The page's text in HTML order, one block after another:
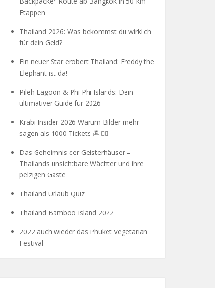
Etappen
Thailand 2026: Was bekommst du wirklich
für dein Geld?
Ein neuer Star erobert Thailand: Freddy the
Elephant ist da!
Pileh Lagoon & Phi Phi Islands: Dein
ultimativer Guide für 2026
Krabi Insider 2026 Warum Bilder mehr
sagen als 1000 Tickets 🏝️🧗‍♂️
Das Geheimnis der Geisterhäuser –
Thailands unsichtbare Wächter und ihre
pelzigen Gäste
Thailand Urlaub Quiz
Thailand Bamboo Island 2022
2022 auch wieder das Phuket Vegetarian
Festival